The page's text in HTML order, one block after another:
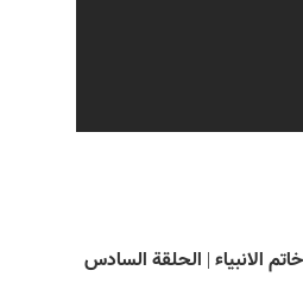
الانبياء | الحلقة السادس